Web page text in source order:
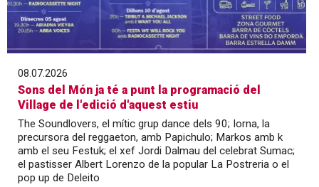
08.07.2026
Sons del Món ja té a punt la programació del
Village de l'edició d'aquest estiu
The Soundlovers, el mític grup dance dels 90; Iorna, la
precursora del reggaeton, amb Papichulo; Markos amb k
amb el seu Festuk; el xef Jordi Dalmau del celebrat Sumac;
el pastisser Albert Lorenzo de la popular La Postreria o el
pop up de Deleito